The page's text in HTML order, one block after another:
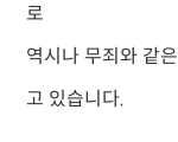
로
역시나 무죄와 같
고 있습니다.